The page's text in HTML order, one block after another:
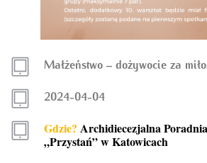
Małżeństwo – dożywocie za
2024-04-04
Gdzie? Archidiecezjalna
„Przystań” w Katowicach